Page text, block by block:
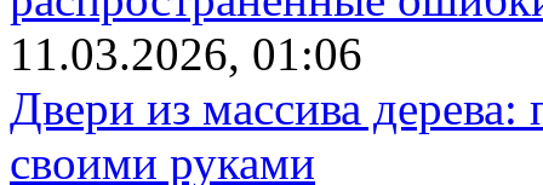
11.03.2026, 01:06
Двери из массива
своими руками